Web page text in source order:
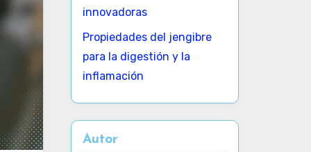
innovadoras
Propiedades del jengibre
para la digestión y la
inflamación
Autor